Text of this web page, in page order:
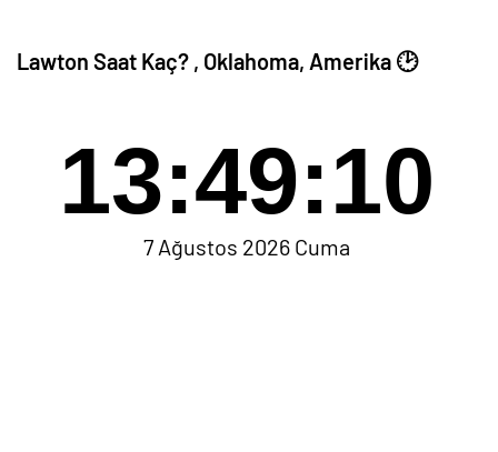
Lawton Saat Kaç? , Oklahoma, Amerika 🕑
13:49:10
7 Ağustos 2026 Cuma